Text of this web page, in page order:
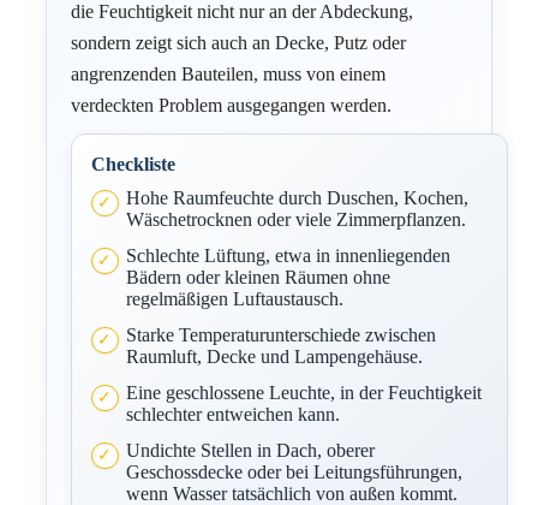
die Feuchtigkeit nicht nur an der Abdeckung,
sondern zeigt sich auch an Decke, Putz oder
angrenzenden Bauteilen, muss von einem
verdeckten Problem ausgegangen werden.
Checkliste
Hohe Raumfeuchte durch Duschen, Kochen,
Wäschetrocknen oder viele Zimmerpflanzen.
Schlechte Lüftung, etwa in innenliegenden
Bädern oder kleinen Räumen ohne
regelmäßigen Luftaustausch.
Starke Temperaturunterschiede zwischen
Raumluft, Decke und Lampengehäuse.
Eine geschlossene Leuchte, in der Feuchtigkeit
schlechter entweichen kann.
Undichte Stellen in Dach, oberer
Geschossdecke oder bei Leitungsführungen,
wenn Wasser tatsächlich von außen kommt.